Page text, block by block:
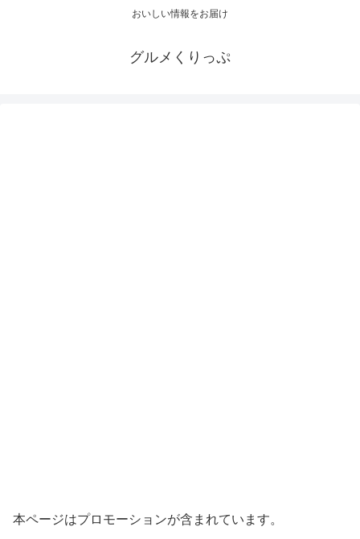
おいしい情報をお届け
グルメくりっぷ
本ページはプロモーションが含まれています。